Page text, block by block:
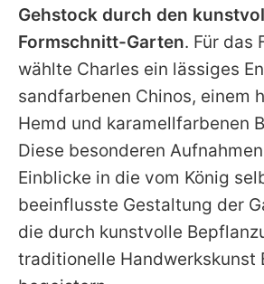
Redaktionelle
Impressum
Utiq verwalten
Gehstock durch den
Formschnitt-Garten. Für das
wählte Charles ein lässiges
sandfarbenen Chinos, einem
Hemd und karamellfarbenen
Diese besonderen
Einblicke in die vom König
beeinflusste Gestaltung der
die durch kunstvolle
traditionelle Handwerkskunst